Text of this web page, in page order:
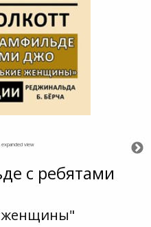
expanded view
с ребятами
женщины"